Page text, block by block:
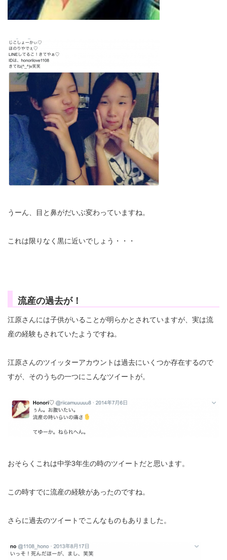
うーん、目と鼻がだいぶ変わっていますね。
これは限りなく黒に近いでしょう・・・
流産の過去が！
江原さんには子供がいることが明らかとされていますが、実は流
産の経験もされていたようですね。
江原さんのツイッターアカウントは過去にいくつか存在するので
すが、そのうちの一つにこんなツイートが。
おそらくこれは中学3年生の時のツイートだと思います。
この時すでに流産の経験があったのですね。
さらに過去のツイートでこんなものもありました。